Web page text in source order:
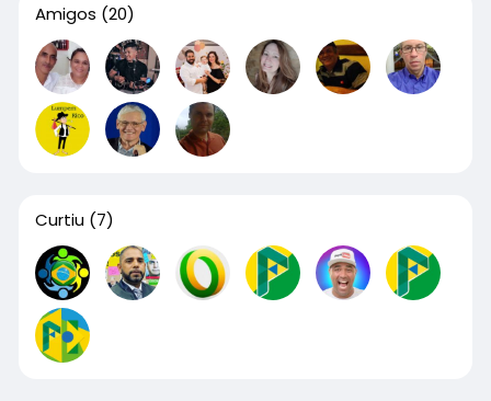
Amigos (20)
Curtiu (7)